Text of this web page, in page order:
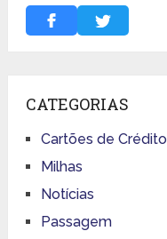
CATEGORIAS
Cartões de Crédito
Milhas
Notícias
Passagem